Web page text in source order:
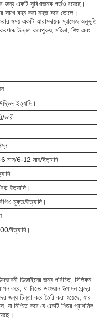
জন্য একটি সুবিধাজনক গর্তও রয়েছে।
সাথে বহন করা সহজ করে তোলে।
সময় একটি আরামদায়ক ম্যাসেজ অনুভূতি
উন্নত করেপুরুষ, মহিলা, শিশু এবং
ইত্যাদি।
ভারী
মাস/6-12 মাস/ইত্যাদি
বড় ইত্যাদি।
মুক্ত/ইত্যাদি।
ইত্যাদি।
ডিজাইনের জন্য পরিচিত, সিলিকন
করে, যা চীনের ডংগুয়ান উত্পাদন কেন্দ্র
জন্য চিন্তা করে তৈরি করা হয়েছে, যার
নিশ্চিত করে যে একটি শিশুর প্রাথমিক